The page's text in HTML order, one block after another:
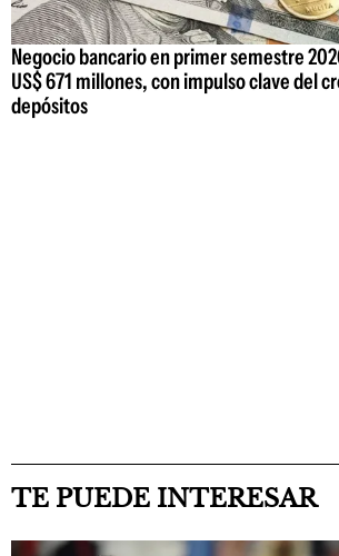
Negocio bancario en primer semestre
US$ 671 millones, con impulso clave del
depósitos
TE PUEDE INTERESAR